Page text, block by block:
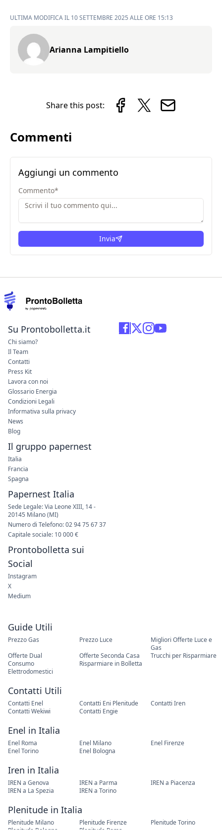
ULTIMA MODIFICA IL 10 SETTEMBRE 2025 ALLE ORE 15:13
Arianna Lampitiello
Share this post:
Commenti
Aggiungi un commento
Commento*
Invia
Guide Utili
Prezzo Gas Prezzo Luce
Migliori Offerte Luce e
Gas
Offerte Dual
Offerte Seconda Casa
Trucchi per Risparmiare
Consumo
Elettrodomestici
Risparmiare in Bolletta
Contatti Utili
Contatti Enel Contatti Eni Plenitude
Contatti Iren
Contatti Wekiwi
Contatti Engie
Enel in Italia
Enel Roma Enel Milano
Enel Firenze
Enel Torino
Enel Bologna
Iren in Italia
IREN a Genova IREN a Parma
IREN a Piacenza
IREN a La Spezia
IREN a Torino
Plenitude in Italia
Plenitude Milano Plenitude Firenze
Plenitude Torino
Plenitude Bologna
Plenitude Roma
Su Prontobolletta.it
Chi siamo?
Il Team
Contatti
Press Kit
Lavora con noi
Glossario Energia
Condizioni Legali
Informativa sulla privacy
News
Blog
Il gruppo papernest
Italia
Francia
Spagna
Papernest Italia
Sede Legale: Via Leone XIII, 14 -
20145 Milano (MI)
Numero di Telefono: 02 94 75 67 37
Capitale sociale: 10 000 €
Prontobolletta sui
Social
Instagram
X
Medium